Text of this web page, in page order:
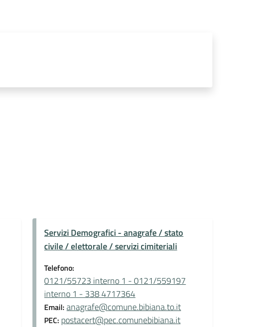
Servizi Demografici - anagrafe / stato
civile / elettorale / servizi cimiteriali
Telefono:
0121/55723 interno 1 - 0121/559197
interno 1 - 338 4717364
Email:anagrafe@comune.bibiana.to.it
PEC: postacert@pec.comunebibiana.it